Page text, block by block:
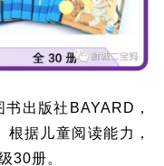
书出版社BAYARD，
据儿童阅读能力，
30册。